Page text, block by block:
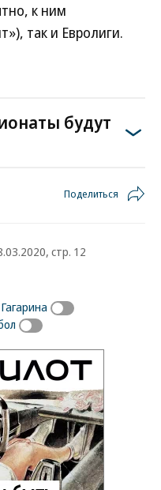
к ним
так и Евролиги.
будут
Поделиться
стр. 12